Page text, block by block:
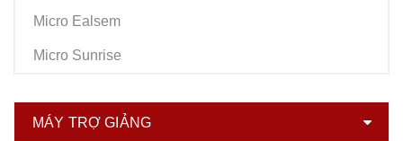
Micro Ealsem
Micro Sunrise
MÁY TRỢ GIẢNG